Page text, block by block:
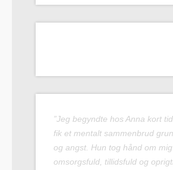
”Jeg begyndte hos Anna kort
fik et mentalt sammenbrud
og angst. Hun tog hånd om
omsorgsfuld, tillidsfuld og